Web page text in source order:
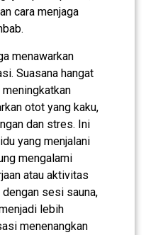
cara menjaga
menawarkan
Suasana hangat
otot yang kaku,
dan stres. Ini
yang menjalani
mengalami
atau aktivitas
sesi sauna,
lebih
menenangkan